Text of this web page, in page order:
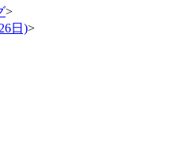
>
日)>